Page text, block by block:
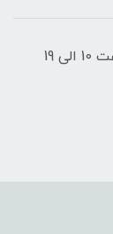
ساعات کاری: روزهای شنبه تا چهارشنبه از ساعت 10 الی 19